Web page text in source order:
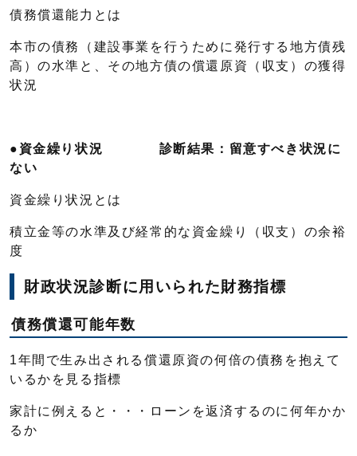
債務償還能力とは
本市の債務（建設事業を行うために発行する地方債残
高）の水準と、その地方債の償還原資（収支）の獲得
状況
●資金繰り状況
診断結果：留意すべき状況に
ない
資金繰り状況とは
積立金等の水準及び経常的な資金繰り（収支）の余裕
度
財政状況診断に用いられた財務指標
債務償還可能年数
1年間で生み出される償還原資の何倍の債務を抱えて
いるかを見る指標
家計に例えると・・・ローンを返済するのに何年かか
るか